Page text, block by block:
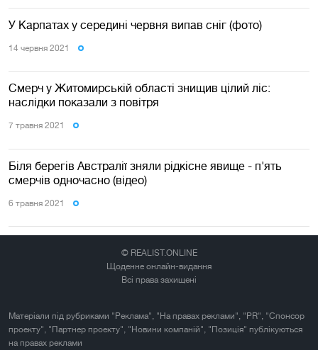
У Карпатах у середині червня випав сніг (фото)
14 червня 2021
Смерч у Житомирській області знищив цілий ліс:
наслідки показали з повітря
7 травня 2021
Біля берегів Австралії зняли рідкісне явище - п'ять
смерчів одночасно (відео)
6 травня 2021
© REALIST.ONLINE
Щоденне онлайн-видання
Всі права захищені
Матеріали під рубриками "Реклама", "На правах реклами", "PR", "Спонсор
проекту", "Партнер проекту", "Новини компаній", "Позиція" публікуються
на правах реклами